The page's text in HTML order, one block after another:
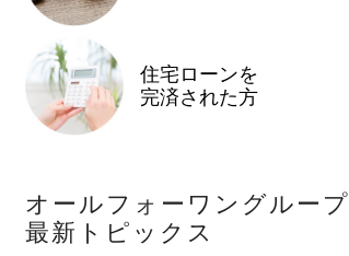
住宅ローンを
完済された方
オールフォーワングループ
最新トピックス